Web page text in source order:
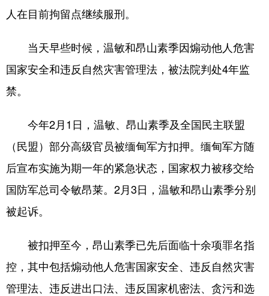
法律 中央文件
学术中国 乡村振兴 银龄 溯源中国
公益 一带一路 亚太网 上市公司
地方频道
浙江 安徽 福建 江西
人在目前拘留点继续服刑。
当天早些时候，温敏和昂山素季因煽动他人危害
国家安全和违反自然灾害管理法，被法院判处4年监
禁。
今年2月1日，温敏、昂山素季及全国民主联盟
（民盟）部分高级官员被缅甸军方扣押。缅甸军方随
后宣布实施为期一年的紧急状态，国家权力被移交给
国防军总司令敏昂莱。2月3日，温敏和昂山素季分别
被起诉。
被扣押至今，昂山素季已先后面临十余项罪名指
控，其中包括煽动他人危害国家安全、违反自然灾害
管理法、违反进出口法、违反国家机密法、贪污和选